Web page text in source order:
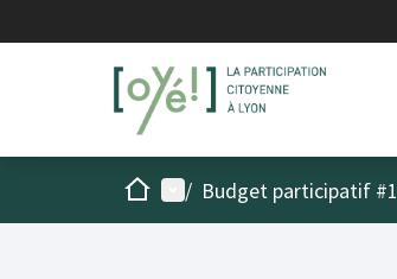
AccueilMenu principal
/ Budget participatif #1